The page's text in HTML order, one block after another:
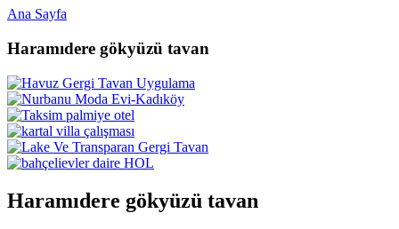
Ana Sayfa
Haramıdere gökyüzü tavan
Haramıdere gökyüzü tavan